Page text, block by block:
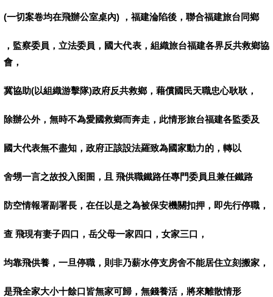
(一切案卷均在飛辦公室桌內) ，福建淪陷後，聯合福建旅台同鄉
，監察委員，立法委員，國大代表，組織旅台福建各界反共救鄉協
會，
冀協助(以組織游擊隊)政府反共救鄉，藉償國民天職忠心耿耿，
除辦公外，無時不為愛國救鄉而奔走，此情形旅台福建各監委及
國大代表無不盡知，政府正該設法羅致為國家動力的，轉以
舍甥一言之故投入囹圄，且 飛供職鐵路任專門委員且兼任鐵路
防空情報署副署長，在任以是之為被保安機關扣押，即先行停職，
查 飛現有妻子四口，岳父母一家四口，女家三口，
均靠飛供養，一旦停職，則非乃薪水停支房舍不能居住立刻搬家，
是飛全家大小十餘口皆無家可歸，無錢養活，將來離散情形